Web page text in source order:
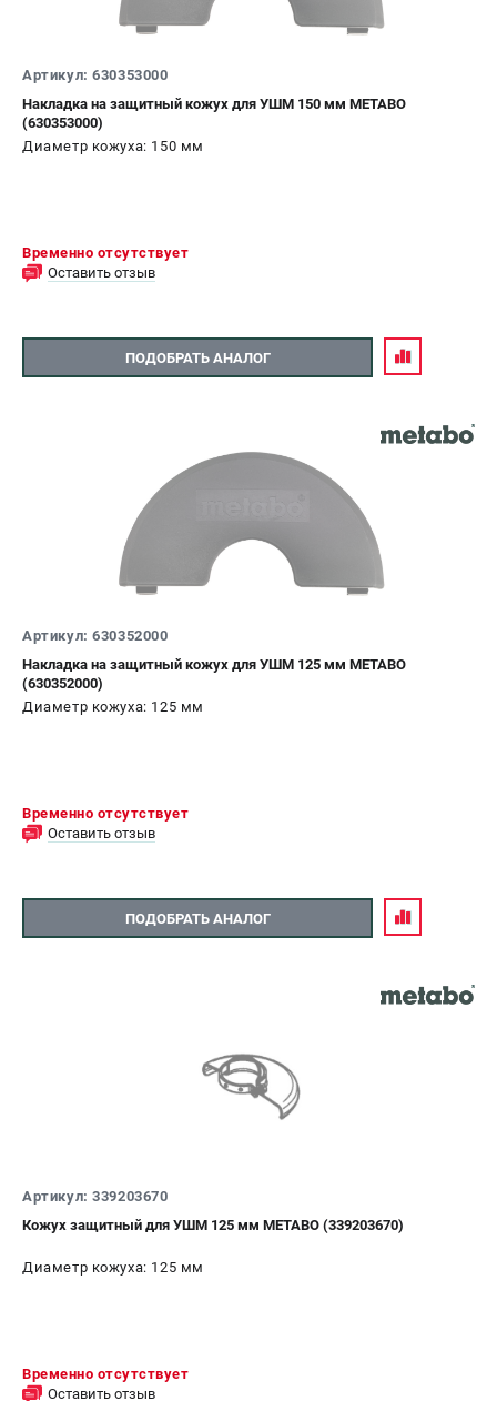
Артикул: 630353000
Накладка на защитный кожух для УШМ 150 мм METABO
(630353000)
Диаметр кожуха: 150 мм
Временно отсутствует
Оставить отзыв
ПОДОБРАТЬ АНАЛОГ
Артикул: 630352000
Накладка на защитный кожух для УШМ 125 мм METABO
(630352000)
Диаметр кожуха: 125 мм
Временно отсутствует
Оставить отзыв
ПОДОБРАТЬ АНАЛОГ
Артикул: 339203670
Кожух защитный для УШМ 125 мм METABO (339203670)
Диаметр кожуха: 125 мм
Временно отсутствует
Оставить отзыв